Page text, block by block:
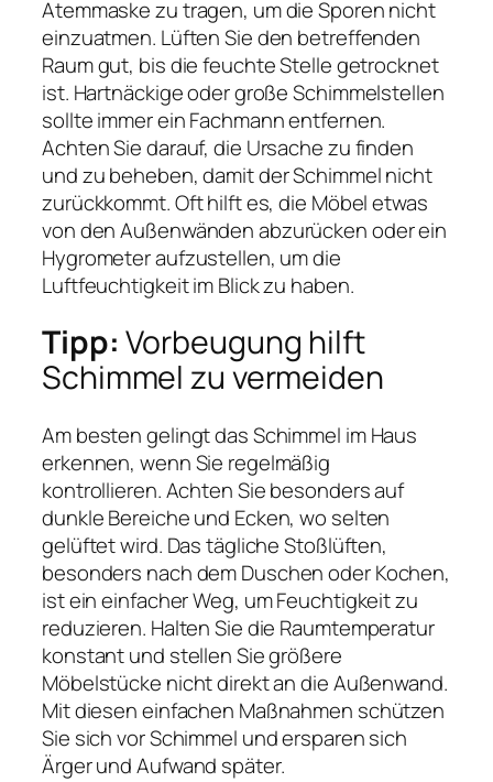
Atemmaske zu tragen, um die Sporen nicht
einzuatmen. Lüften Sie den betreffenden
Raum gut, bis die feuchte Stelle getrocknet
ist. Hartnäckige oder große Schimmelstellen
sollte immer ein Fachmann entfernen.
Achten Sie darauf, die Ursache zu finden
und zu beheben, damit der Schimmel nicht
zurückkommt. Oft hilft es, die Möbel etwas
von den Außenwänden abzurücken oder ein
Hygrometer aufzustellen, um die
Luftfeuchtigkeit im Blick zu haben.
Tipp: Vorbeugung hilft
Schimmel zu vermeiden
Am besten gelingt das Schimmel im Haus
erkennen, wenn Sie regelmäßig
kontrollieren. Achten Sie besonders auf
dunkle Bereiche und Ecken, wo selten
gelüftet wird. Das tägliche Stoßlüften,
besonders nach dem Duschen oder Kochen,
ist ein einfacher Weg, um Feuchtigkeit zu
reduzieren. Halten Sie die Raumtemperatur
konstant und stellen Sie größere
Möbelstücke nicht direkt an die Außenwand.
Mit diesen einfachen Maßnahmen schützen
Sie sich vor Schimmel und ersparen sich
Ärger und Aufwand später.